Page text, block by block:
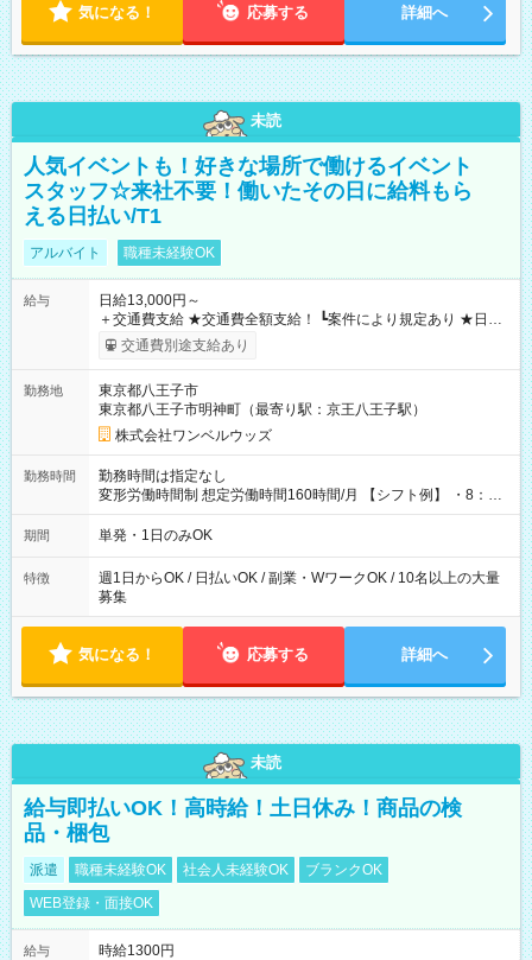
気になる！ 応募する 詳細へ
未読
人気イベントも！好きな場所で働けるイベント
スタッフ☆来社不要！働いたその日に給料もら
える日払い/T1
アルバイト 職種未経験OK
給与
日給13,000円～
＋交通費支給 ★交通費全額支給！ ┗案件により規定あり ★日払
いOK！（規定あり） ┗働いたその日に現金GET♪ お仕事後はコ
ンビニATMから 日払い分を引き落とせます！ 【試用期間】試
交通費別途支給あり
勤務地
東京都八王子市
東京都八王子市明神町（最寄り駅：京王八王子駅）
株式会社ワンベルウッズ
勤務時間
勤務時間は指定なし
変形労働時間制 想定労働時間160時間/月 【シフト例】 ・8：00
～21：00
期間 単発・1日のみOK
特徴
週1日からOK / 日払いOK / 副業・WワークOK / 10名以上の大量
募集
気になる！ 応募する 詳細へ
未読
給与即払いOK！高時給！土日休み！商品の検
品・梱包
派遣 職種未経験OK 社会人未経験OK
ブランクOK
WEB登録・面接OK
給与
時給1300円